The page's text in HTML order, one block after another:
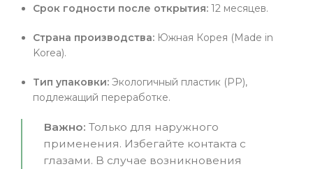
Срок годности после открытия: 12 месяцев.
Страна производства: Южная Корея (Made in
Korea).
Тип упаковки: Экологичный пластик (PP),
подлежащий переработке.
Важно: Только для наружного
применения. Избегайте контакта с
глазами. В случае возникновения